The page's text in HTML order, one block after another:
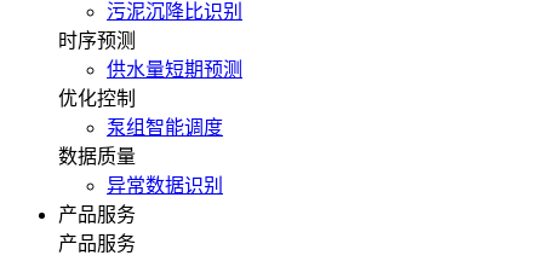
污泥沉降比识别
时序预测
供水量短期预测
优化控制
泵组智能调度
数据质量
异常数据识别
产品服务
产品服务